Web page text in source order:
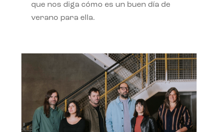
que nos diga cómo es un buen día de
verano para ella.